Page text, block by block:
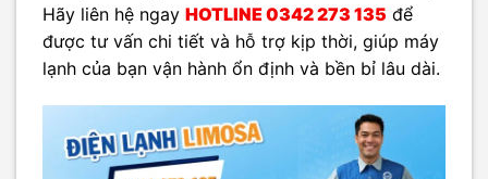
Hãy liên hệ ngay HOTLINE 0342 273 135 để
được tư vấn chi tiết và hỗ trợ kịp thời, giúp máy
lạnh của bạn vận hành ổn định và bền bỉ lâu dài.